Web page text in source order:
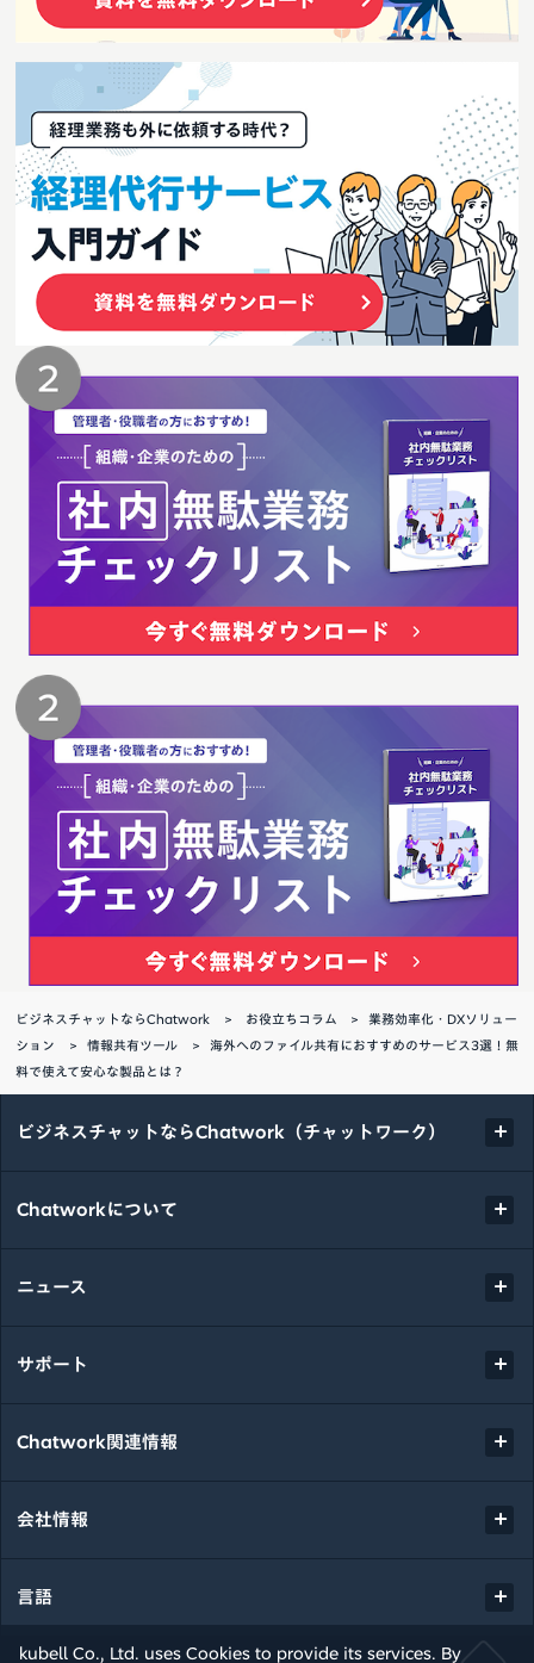
kubell Co., Ltd. uses Cookies to provide its services. By
ビジネスチャットならChatwork お役立ちコラム
業務効率化・DXソリュー
ション
情報共有ツール
海外へのファイル共有におすすめのサービス3選！無
料で使えて安心な製品とは？
ビジネスチャットならChatwork（チャットワーク）
Chatworkについて
ニュース
サポート
Chatwork関連情報
会社情報
言語